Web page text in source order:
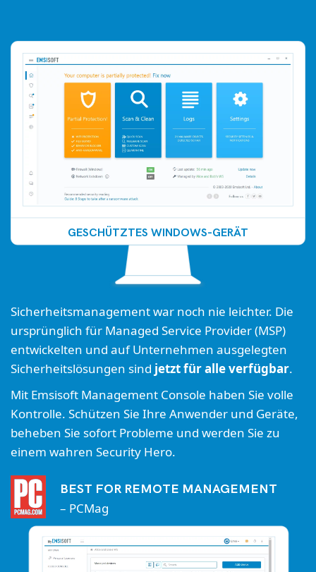
GESCHÜTZTES WINDOWS-GERÄT
Sicherheitsmanagement war noch nie leichter. Die
ursprünglich für Managed Service Provider (MSP)
entwickelten und auf Unternehmen ausgelegten
Sicherheitslösungen sind jetzt für alle verfügbar.
Mit Emsisoft Management Console haben Sie volle
Kontrolle. Schützen Sie Ihre Anwender und Geräte,
beheben Sie sofort Probleme und werden Sie zu
einem wahren Security Hero.
BEST FOR REMOTE MANAGEMENT
– PCMag